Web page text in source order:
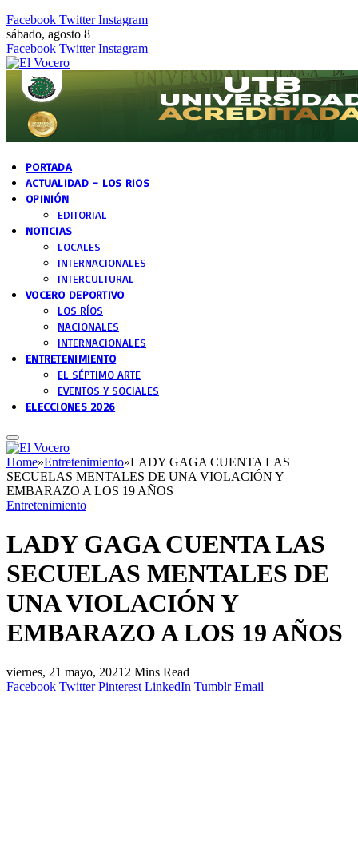
Facebook Twitter Instagram
sábado, agosto 8
Facebook Twitter Instagram
PORTADA
ACTUALIDAD – LOS RIOS
OPINIÓN
EDITORIAL
NOTICIAS
LOCALES
INTERNACIONALES
INTERCULTURAL
VOCERO DEPORTIVO
LOS RÍOS
NACIONALES
INTERNACIONALES
ENTRETENIMIENTO
EL SÉPTIMO ARTE
EVENTOS Y SOCIALES
ELECCIONES 2026
Home»Entretenimiento»LADY GAGA CUENTA LAS
SECUELAS MENTALES DE UNA VIOLACIÓN Y
EMBARAZO A LOS 19 AÑOS
Entretenimiento
LADY GAGA CUENTA LAS
SECUELAS MENTALES DE
UNA VIOLACIÓN Y
EMBARAZO A LOS 19 AÑOS
viernes, 21 mayo, 2021 2 Mins Read
Facebook Twitter Pinterest LinkedIn Tumblr Email